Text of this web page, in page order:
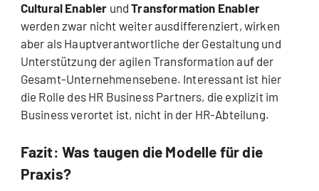
Cultural Enabler undTransformation Enabler
werden zwar nicht weiter ausdifferenziert, wirken
aber als Hauptverantwortliche der Gestaltung und
Unterstützung der agilen Transformation auf der
Gesamt-Unternehmensebene. Interessant ist hier
die Rolle des HR Business Partners, die explizit im
Business verortet ist, nicht in der HR-Abteilung.
Fazit: Was taugen die Modelle für die
Praxis?